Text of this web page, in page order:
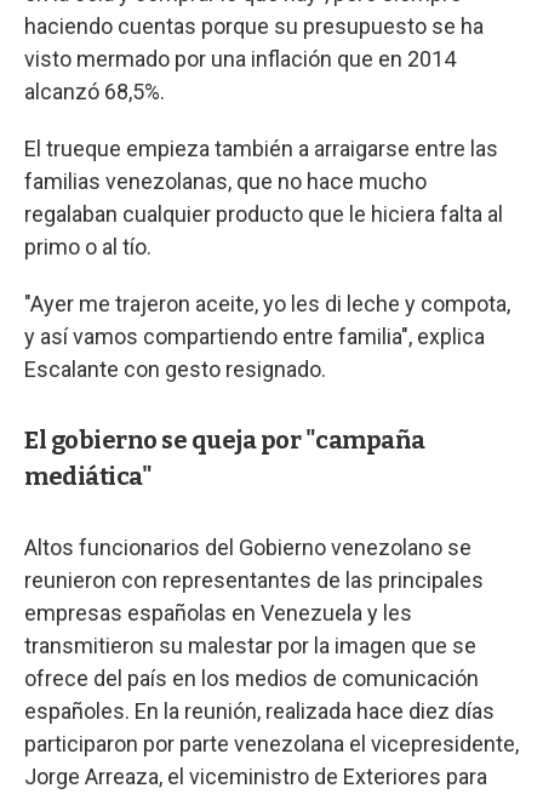
haciendo cuentas porque su presupuesto se ha
visto mermado por una inflación que en 2014
alcanzó 68,5%.
El trueque empieza también a arraigarse entre las
familias venezolanas, que no hace mucho
regalaban cualquier producto que le hiciera falta al
primo o al tío.
"Ayer me trajeron aceite, yo les di leche y compota,
y así vamos compartiendo entre familia", explica
Escalante con gesto resignado.
El gobierno se queja por "campaña
mediática"
Altos funcionarios del Gobierno venezolano se
reunieron con representantes de las principales
empresas españolas en Venezuela y les
transmitieron su malestar por la imagen que se
ofrece del país en los medios de comunicación
españoles. En la reunión, realizada hace diez días
participaron por parte venezolana el vicepresidente,
Jorge Arreaza, el viceministro de Exteriores para